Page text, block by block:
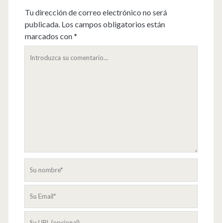
Tu dirección de correo electrónico no será
publicada. Los campos obligatorios están
marcados con*
comentario